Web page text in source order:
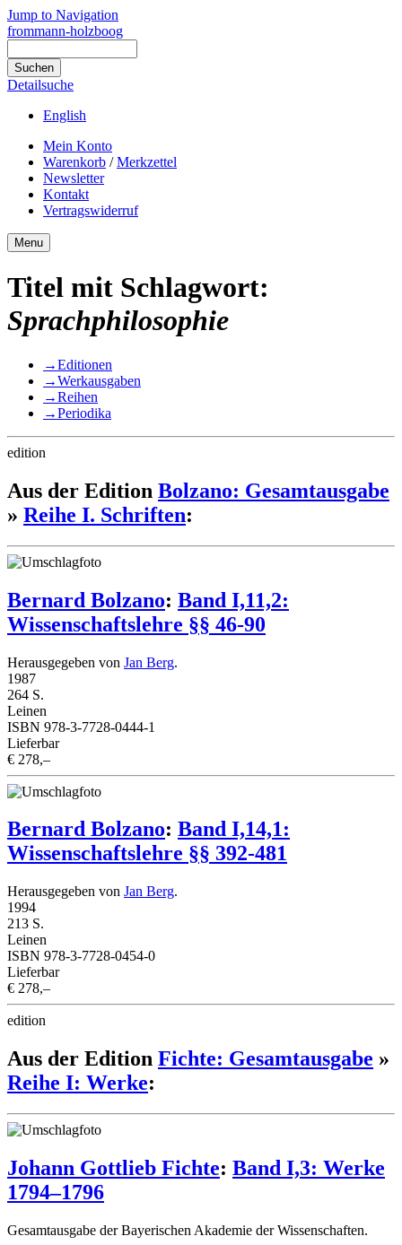
Jump to Navigation
frommann-holzboog
Detailsuche
English
Mein Konto
Warenkorb /Merkzettel
Newsletter
Kontakt
Vertragswiderruf
Menu
Titel mit Schlagwort:
Sprachphilosophie
→Editionen
→Werkausgaben
→Reihen
→Periodika
edition
Aus der Edition Bolzano: Gesamtausgabe
» Reihe I. Schriften:
Bernard Bolzano: Band I,11,2:
Wissenschaftslehre §§ 46-90
Herausgegeben von Jan Berg.
1987
264 S.
Leinen
ISBN 978-3-7728-0444-1
Lieferbar
€ 278,–
Bernard Bolzano: Band I,14,1:
Wissenschaftslehre §§ 392-481
Herausgegeben von Jan Berg.
1994
213 S.
Leinen
ISBN 978-3-7728-0454-0
Lieferbar
€ 278,–
edition
Aus der Edition Fichte: Gesamtausgabe »
Reihe I: Werke:
Johann Gottlieb Fichte: Band I,3: Werke
1794–1796
Gesamtausgabe der Bayerischen Akademie der Wissenschaften.